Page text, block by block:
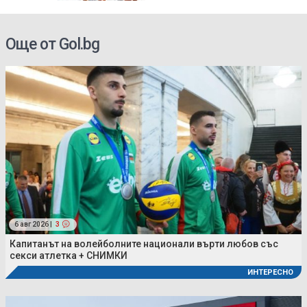
Още от Gol.bg
6 авг 2026 | 3
Капитанът на волейболните национали върти любов със
секси атлетка + СНИМКИ
ИНТЕРЕСНО